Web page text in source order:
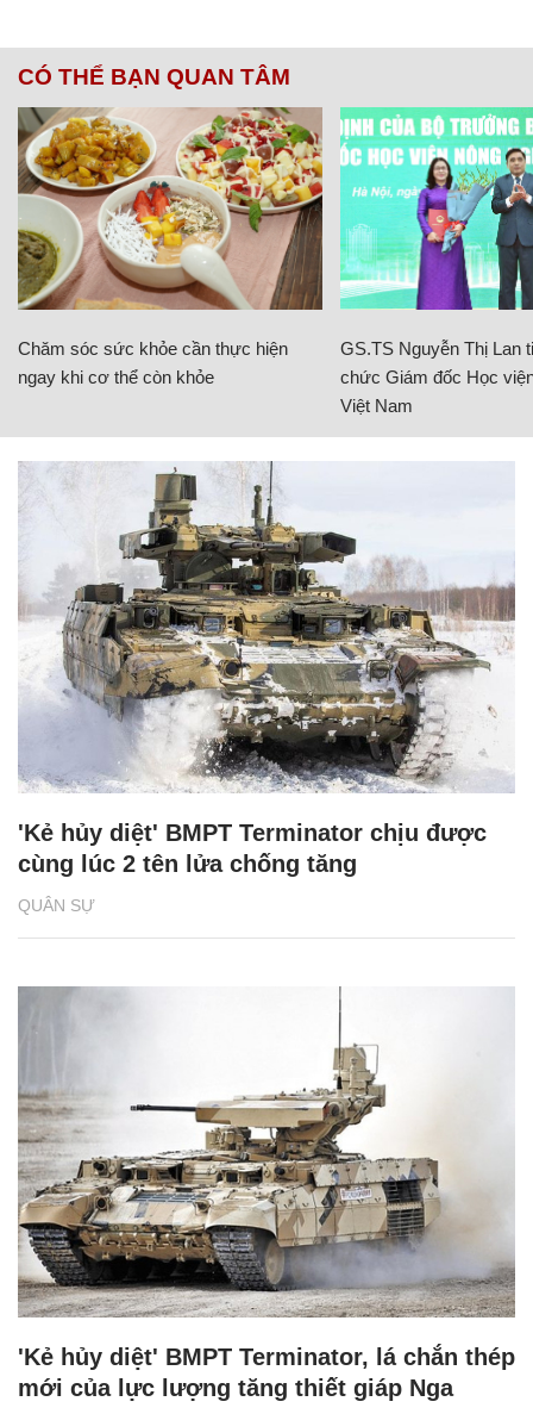
CÓ THỂ BẠN QUAN TÂM
Chăm sóc sức khỏe cần thực hiện
ngay khi cơ thể còn khỏe
GS.TS Nguyễn Thị Lan
chức Giám đốc Học
Việt Nam
QUÂN SỰ
'Kẻ hủy diệt' BMPT Terminator chịu được
cùng lúc 2 tên lửa chống tăng
'Kẻ hủy diệt' BMPT Terminator, lá chắn thép
mới của lực lượng tăng thiết giáp Nga